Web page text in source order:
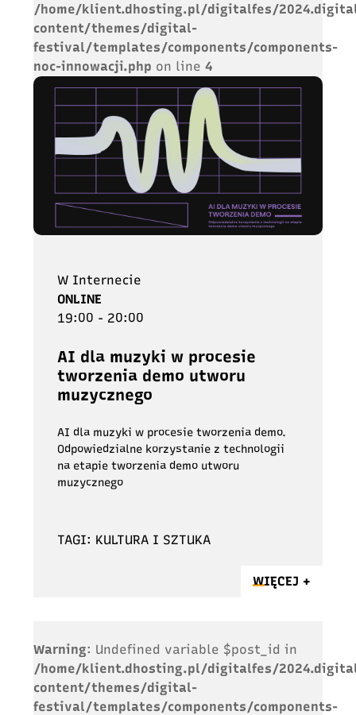
/home/klient.dhosting.pl/digitalfes/
content/themes/digital-
festival/templates/components/components-
noc-innowacji.php on line 4
W Internecie
ONLINE
19:00 - 20:00
AI dla muzyki w procesie
tworzenia demo utworu
muzycznego
AI dla muzyki w procesie tworzenia demo.
Odpowiedzialne korzystanie z technologii
na etapie tworzenia demo utworu
muzycznego
TAGI: KULTURA I SZTUKA
WIĘCEJ +
Warning: Undefined variable $post_id in
/home/klient.dhosting.pl/digitalfes/
content/themes/digital-
festival/templates/components/components-